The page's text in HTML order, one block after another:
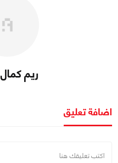
ريم كمال
اضافة تعليق